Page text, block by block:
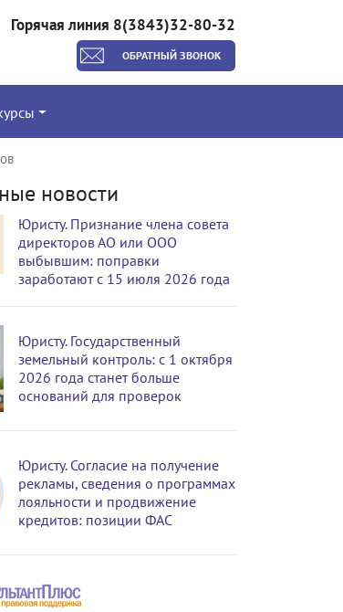
Горячая линия 8(3843)32-80-32
ОБРАТНЫЙ ЗВОНОК
новости
Юристу. Признание члена совета
директоров АО или ООО
выбывшим: поправки
заработают с 15 июля 2026 года
Юристу. Государственный
земельный контроль: с 1 октября
2026 года станет больше
оснований для проверок
Юристу. Согласие на получение
рекламы, сведения о программах
лояльности и продвижение
кредитов: позиции ФАС